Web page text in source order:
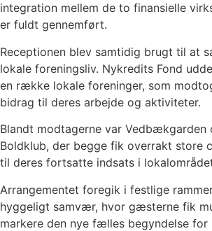
integration mellem de to finansielle
er fuldt gennemført.
Receptionen blev samtidig brugt til at
lokale foreningsliv. Nykredits Fond
en række lokale foreninger, som
bidrag til deres arbejde og aktiviteter.
Blandt modtagerne var Vedbækgarden
Boldklub, der begge fik overrakt store
til deres fortsatte indsats i
Arrangementet foregik i festlige
hyggeligt samvær, hvor gæsterne fik
markere den nye fælles begyndelse for